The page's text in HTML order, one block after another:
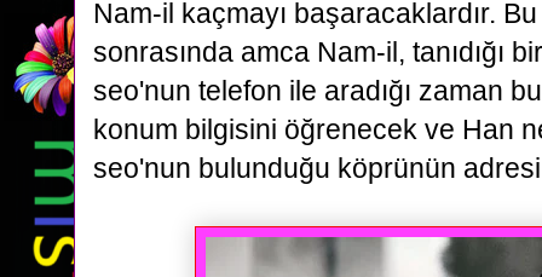
Nam-il kaçmayı başaracaklardır.
sonrasında amca Nam-il, tanıdığı
seo'nun telefon ile aradığı zaman
konum bilgisini öğrenecek ve Han
seo'nun bulunduğu köprünün